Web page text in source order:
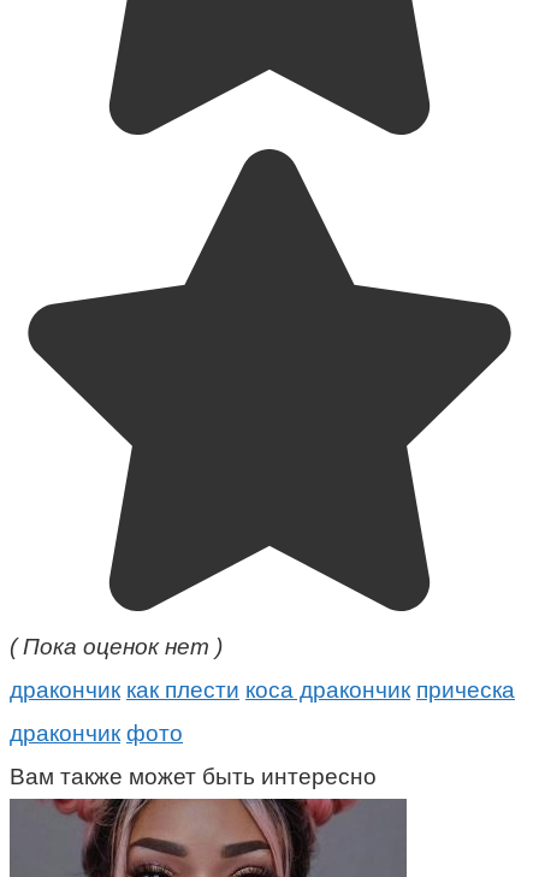
( Пока оценок нет )
дракончик как плести коса дракончик прическа
дракончик фото
Вам также может быть интересно